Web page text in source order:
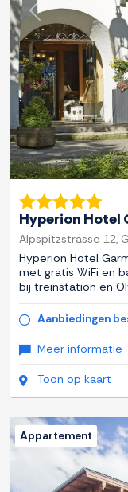
Previous
Hyperion Hotel
Alpspitzstrasse 12,
Hyperion Hotel
met gratis WiFi en
bij treinstation en
Aanbiedingen
Meer informatie
Toon op kaart
Appartement